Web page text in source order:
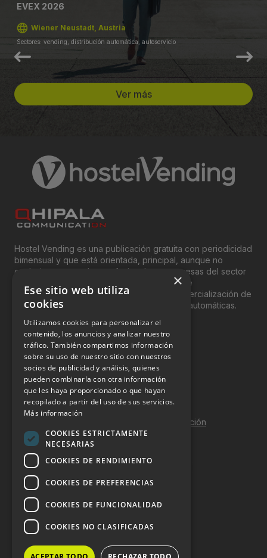
EVEX 2026
Wiener Neustadt, Austria
Sectores: vending, distribución automática, autoservicio
Ver más
Hostel Vending es una publicación gratuita con periodicidad
bimensual y que está orientada, principal, aunque no
exclusivamente, a los profesionales y empresas del sector
del “Vending”; nombre con el que se conoce
genéricamente entre profesionales a la comercialización de
productos y servicios a través de máquinas automáticas.
INFORMACIÓN LEGAL
Aviso Legal
Política de Privacidad
Política de Cookies
Política de calidad y seguridad de la información
Contacto
DOSSIER Y CONTRATACIÓN
Dossier 2026 (ES)
Dossier 2026 (EN)
×
Ese sitio web utiliza
cookies
Utilizamos cookies para personalizar el
contenido, los anuncios y analizar nuestro
tráfico. También compartimos información
sobre su uso de nuestro sitio con nuestros
socios de publicidad y análisis, quienes
pueden combinarla con otra información
que les haya proporcionado o que hayan
recopilado a partir del uso de sus servicios.
Más información
COOKIES ESTRICTAMENTE
NECESARIAS
COOKIES DE RENDIMIENTO
COOKIES DE PREFERENCIAS
COOKIES DE FUNCIONALIDAD
COOKIES NO CLASIFICADAS